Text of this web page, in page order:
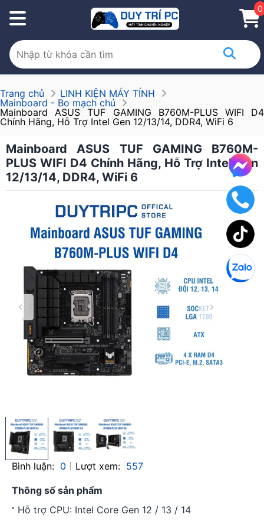
0
Trang chủ
LINH KIỆN MÁY TÍNH
Mainboard - Bo mạch chủ
Mainboard ASUS TUF GAMING B760M-PLUS WIFI D4
Chính Hãng, Hỗ Trợ Intel Gen 12/13/14, DDR4, WiFi 6
Mainboard ASUS TUF GAMING B760M-
PLUS WIFI D4 Chính Hãng, Hỗ Trợ Intel Gen
12/13/14, DDR4, WiFi 6
Bình luận: 0 Lượt xem: 557
Thông số sản phẩm
Hỗ trợ CPU: Intel Core Gen 12 / 13 / 14